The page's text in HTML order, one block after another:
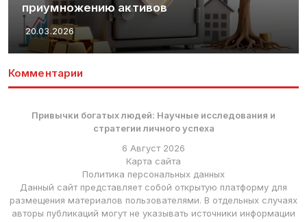
приумножению активов
20.03.2026
Комментарии
Привычки богатых людей: Научные исследования и
стратегии личного успеха
6 Август 2026
Карта сайта
Политика персональных данных
Данный сайт представляет собой открытую платформу для
размещения материалов пользователями. В отдельных случаях
авторы публикаций могут не указывать источники информации